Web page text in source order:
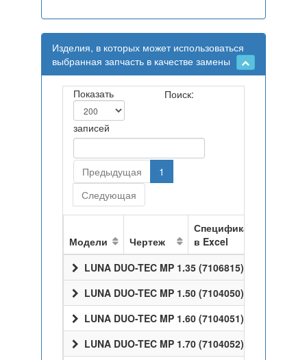
Изделия, в которых может использоваться
выбранная запчасть в качестве замены
Показать
записей
Поиск:
Предыдущая
1
Следующая
Модели Чертеж
Спецификация
в Excel
LUNA DUO-TEC MP 1.35 (7106815)
LUNA DUO-TEC MP 1.50 (7104050)
LUNA DUO-TEC MP 1.60 (7104051)
LUNA DUO-TEC MP 1.70 (7104052)